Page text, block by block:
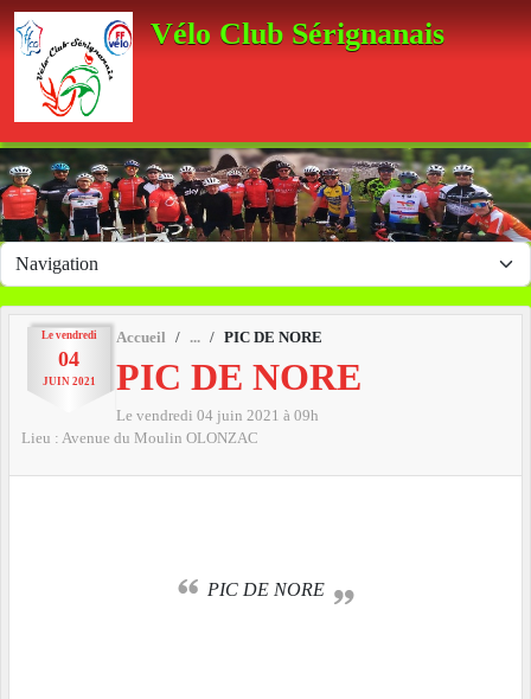
Vélo Club Sérignanais
Le vendredi
04
JUIN 2021
Accueil PIC DE NORE
PIC DE NORE
Le vendredi 04 juin 2021 à 09h
Lieu : Avenue du Moulin OLONZAC
PIC DE NORE
Panneau de gestion des cookies